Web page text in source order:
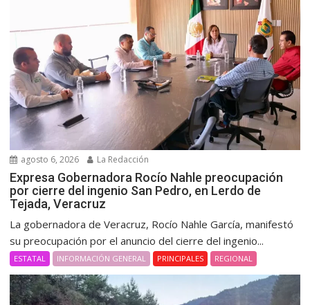
agosto 6, 2026 La Redacción
Expresa Gobernadora Rocío Nahle preocupación
por cierre del ingenio San Pedro, en Lerdo de
Tejada, Veracruz
La gobernadora de Veracruz, Rocío Nahle García, manifestó
su preocupación por el anuncio del cierre del ingenio...
ESTATAL INFORMACIÓN GENERAL PRINCIPALES REGIONAL